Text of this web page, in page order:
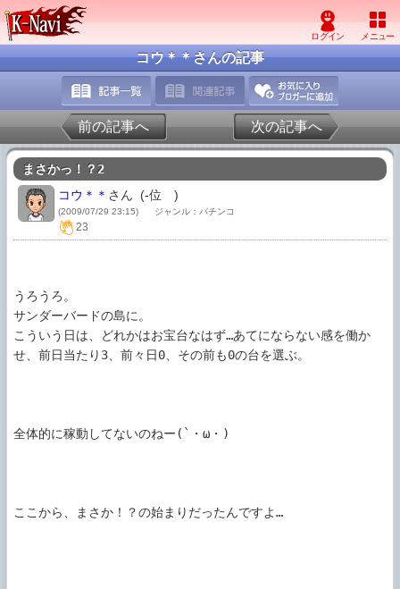
コウ＊＊さんの記事
前の記事へ 次の記事へ
まさかっ！？2
コウ＊＊ さん (-位 )
(2009/07/29 23:15) ジャンル：パチンコ
23
うろうろ。
サンダーバードの島に。
こういう日は、どれかはお宝台なはず…あてにならない感を働か
せ、前日当たり3、前々日0、その前も0の台を選ぶ。
全体的に稼動してないのねー(`・ω・)
ここから、まさか！？の始まりだったんですよ…